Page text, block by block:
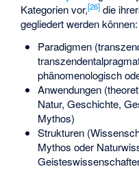
Kategorien vor,[26] die
gegliedert werden können:
Paradigmen
phänomenologisch
Anwendungen
Natur, Geschichte,
Mythos)
Strukturen
Mythos oder